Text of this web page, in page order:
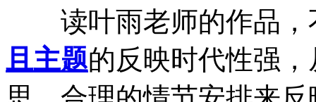
读叶雨老师的作品，
且主题的反映时代性强